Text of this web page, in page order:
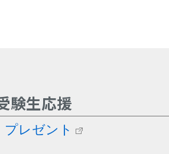
験生応援
プレゼント